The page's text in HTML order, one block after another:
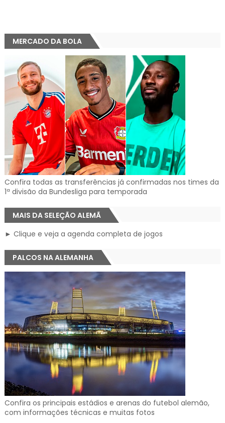
MERCADO DA BOLA
Confira todas as transferências já confirmadas nos times da
1ª divisão da Bundesliga para temporada
MAIS DA SELEÇÃO ALEMÃ
► Clique e veja a agenda completa de jogos
PALCOS NA ALEMANHA
Confira os principais estádios e arenas do futebol alemão,
com informações técnicas e muitas fotos